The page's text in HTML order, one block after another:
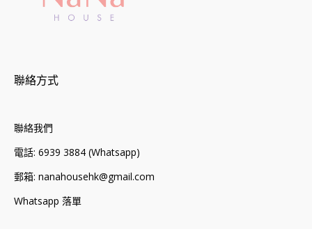
聯絡方式
聯絡我們
電話: 6939 3884 (Whatsapp)
郵箱: nanahousehk@gmail.com
Whatsapp 落單